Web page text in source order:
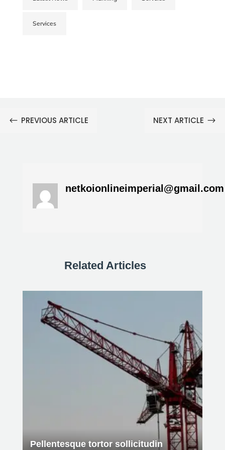
Services
# PREVIOUS ARTICLE NEXT ARTICLE $
netkoionlineimperial@gmail.com
Related Articles
Pellentesque tortor sollicitudin